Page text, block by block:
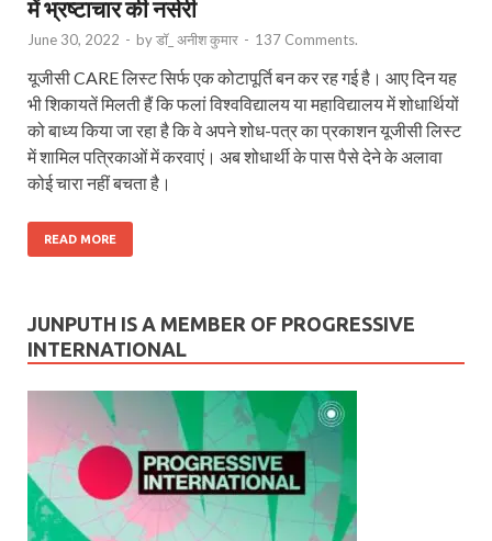
में भ्रष्टाचार की नर्सरी
June 30, 2022 - byडॉ_ अनीश कुमार - 137 Comments.
यूजीसी CARE लिस्ट सिर्फ एक कोटापूर्ति बन कर रह गई है। आए दिन यह
भी शिकायतें मिलती हैं कि फलां विश्वविद्यालय या महाविद्यालय में शोधार्थियों
को बाध्य किया जा रहा है कि वे अपने शोध-पत्र का प्रकाशन यूजीसी लिस्ट
में शामिल पत्रिकाओं में करवाएं। अब शोधार्थी के पास पैसे देने के अलावा
कोई चारा नहीं बचता है।
READ MORE
JUNPUTH IS A MEMBER OF PROGRESSIVE
INTERNATIONAL